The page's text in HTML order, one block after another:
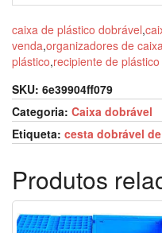
caixa de plástico dobrável,
venda,organizadores de
plástico,recipiente de
SKU: 6e39904ff079
Categoria: Caixa dobrável
Etiqueta: cesta dobrável
Produtos